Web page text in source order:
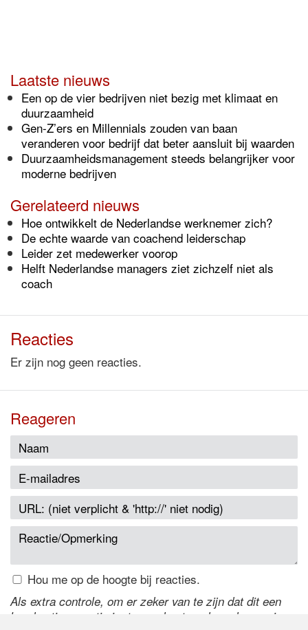
Laatste nieuws
Een op de vier bedrijven niet bezig met klimaat en
duurzaamheid
Gen-Z’ers en Millennials zouden van baan
veranderen voor bedrijf dat beter aansluit bij waarden
Duurzaamheidsmanagement steeds belangrijker voor
moderne bedrijven
Gerelateerd nieuws
Hoe ontwikkelt de Nederlandse werknemer zich?
De echte waarde van coachend leiderschap
Leider zet medewerker voorop
Helft Nederlandse managers ziet zichzelf niet als
coach
Reacties
Er zijn nog geen reacties.
Reageren
Hou me op de hoogte bij reacties.
Als extra controle, om er zeker van te zijn dat dit een
handmatige reactie is, typ onderstaande code over in